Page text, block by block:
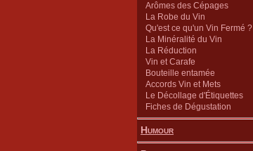
Arômes des Cépages
La Robe du Vin
Qu'est ce qu'un Vin Fermé ?
La Minéralité du Vin
La Réduction
Vin et Carafe
Bouteille entamée
Accords Vin et Mets
Le Décollage d'Étiquettes
Fiches de Dégustation
Humour